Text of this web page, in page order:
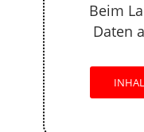
Beim
Daten